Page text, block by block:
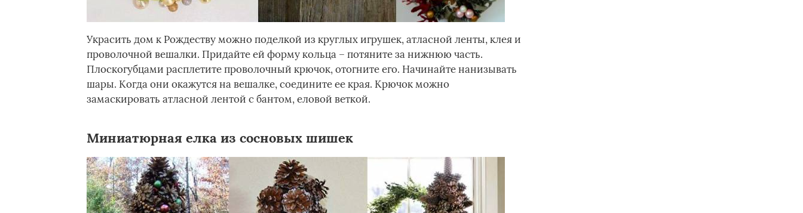
Украсить дом к Рождеству можно поделкой из круглых игрушек, атласной ленты, клея и
проволочной вешалки. Придайте ей форму кольца – потяните за нижнюю часть.
Плоскогубцами расплетите проволочный крючок, отогните его. Начинайте нанизывать
шары. Когда они окажутся на вешалке, соедините ее края. Крючок можно
замаскировать атласной лентой с бантом, еловой веткой.
Миниатюрная елка из сосновых шишек